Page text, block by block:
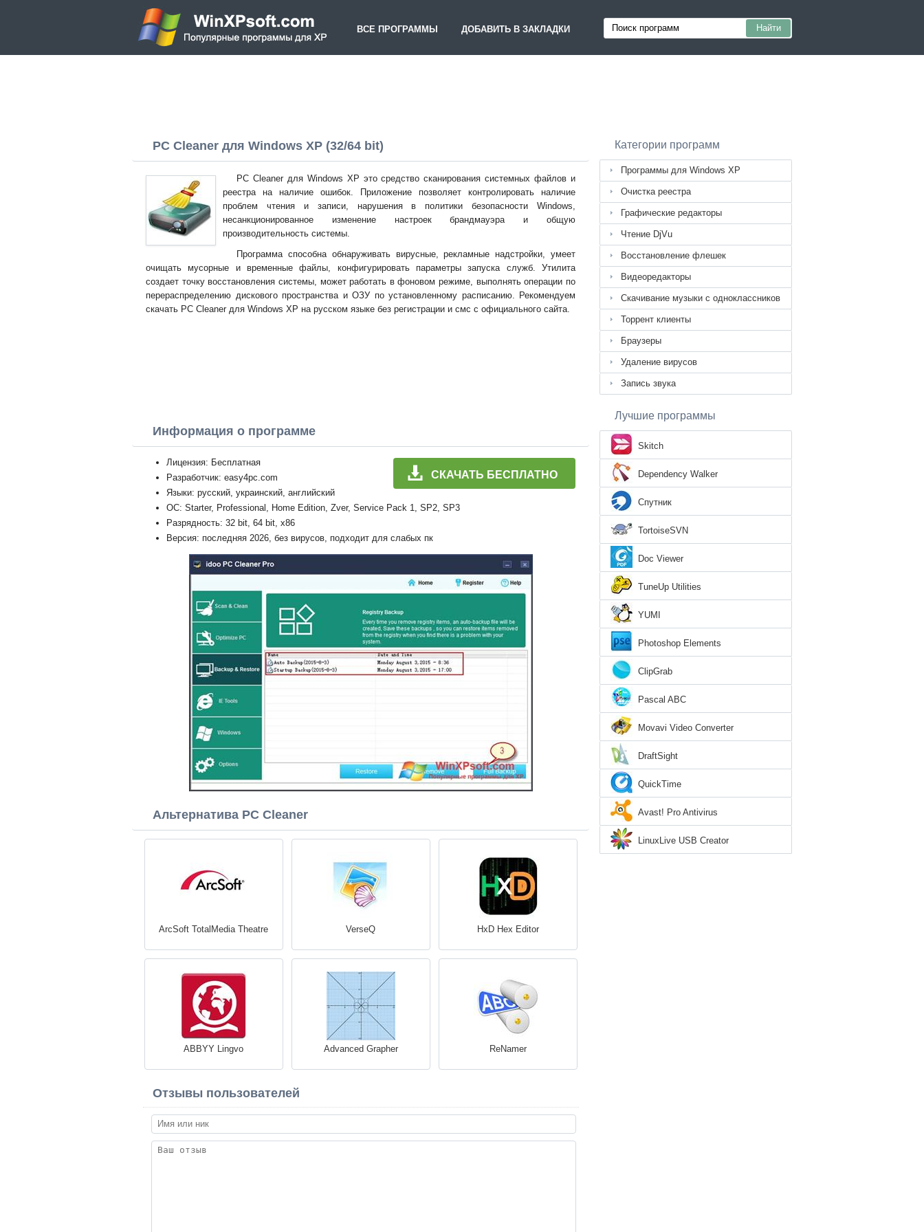
ВСЕ ПРОГРАММЫ ДОБАВИТЬ В ЗАКЛАДКИ
PC Cleaner для Windows XP (32/64 bit)
PC Cleaner для Windows XP это средство сканирования системных файлов и
реестра на наличие ошибок. Приложение позволяет контролировать наличие
проблем чтения и записи, нарушения в политики безопасности Windows,
несанкционированное изменение настроек брандмауэра и общую
производительность системы.
Программа способна обнаруживать вирусные, рекламные надстройки, умеет
очищать мусорные и временные файлы, конфигурировать параметры запуска служб. Утилита
создает точку восстановления системы, может работать в фоновом режиме, выполнять операции по
перераспределению дискового пространства и ОЗУ по установленному расписанию. Рекомендуем
скачать PC Cleaner для Windows XP на русском языке без регистрации и смс с официального сайта.
Информация о программе
СКАЧАТЬ БЕСПЛАТНО
Лицензия: Бесплатная
Разработчик: easy4pc.com
Языки: русский, украинский, английский
ОС: Starter, Professional, Home Edition, Zver, Service Pack 1, SP2, SP3
Разрядность: 32 bit, 64 bit, x86
Версия: последняя 2026, без вирусов, подходит для слабых пк
Альтернатива PC Cleaner
ArcSoft TotalMedia Theatre VerseQ HxD Hex Editor
ABBYY Lingvo Advanced Grapher ReNamer
Отзывы пользователей
Категории программ
Программы для Windows XP
Очистка реестра
Графические редакторы
Чтение DjVu
Восстановление флешек
Видеоредакторы
Скачивание музыки с одноклассников
Торрент клиенты
Браузеры
Удаление вирусов
Запись звука
Лучшие программы
Skitch
Dependency Walker
Спутник
TortoiseSVN
Doc Viewer
TuneUp Utilities
YUMI
Photoshop Elements
ClipGrab
Pascal ABC
Movavi Video Converter
DraftSight
QuickTime
Avast! Pro Antivirus
LinuxLive USB Creator